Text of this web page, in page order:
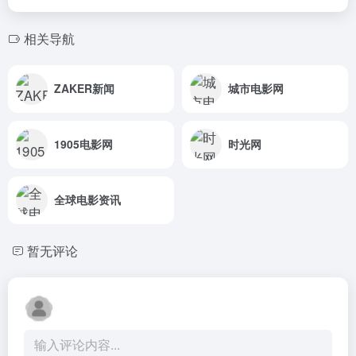
相关导航
ZAKER新闻 城市电影网
1905电影网 时光网
全球电影资讯
暂无评论